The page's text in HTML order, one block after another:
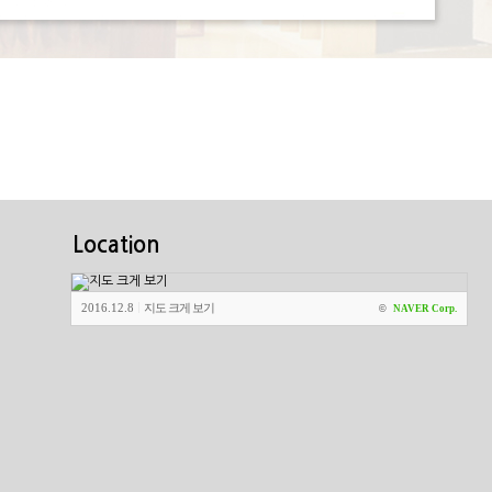
Location
2016.12.8 지도 크게 보기 © NAVER Corp.